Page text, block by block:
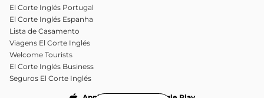
El Corte Inglés Portugal
El Corte Inglés Espanha
Lista de Casamento
Viagens El Corte Inglés
Welcome Tourists
El Corte Inglés Business
Seguros El Corte Inglés